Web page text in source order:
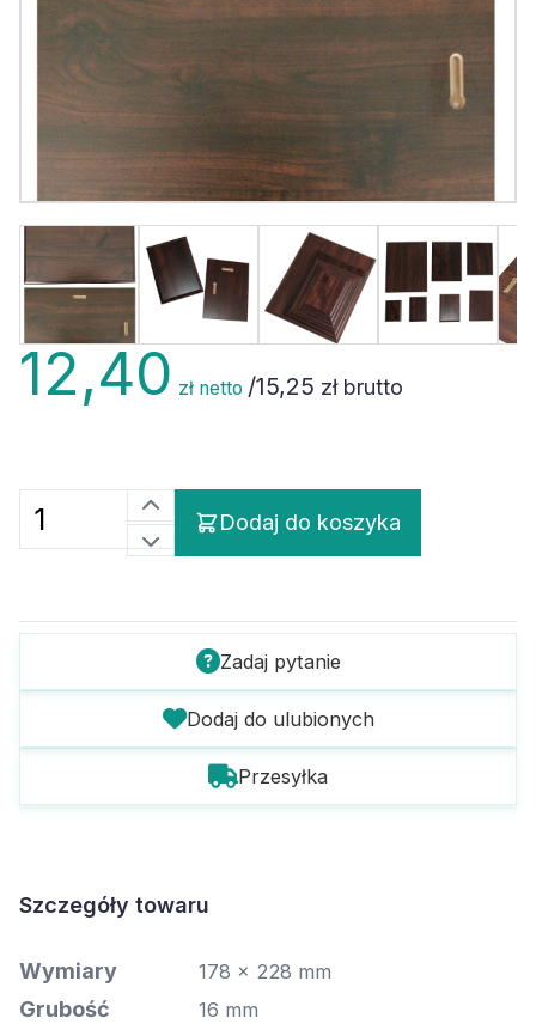
12,40 zł netto /15,25 zł brutto
Dodaj do koszyka
Zadaj pytanie
Dodaj do ulubionych
Przesyłka
Szczegóły towaru
Wymiary 178 x 228 mm
Grubość 16 mm